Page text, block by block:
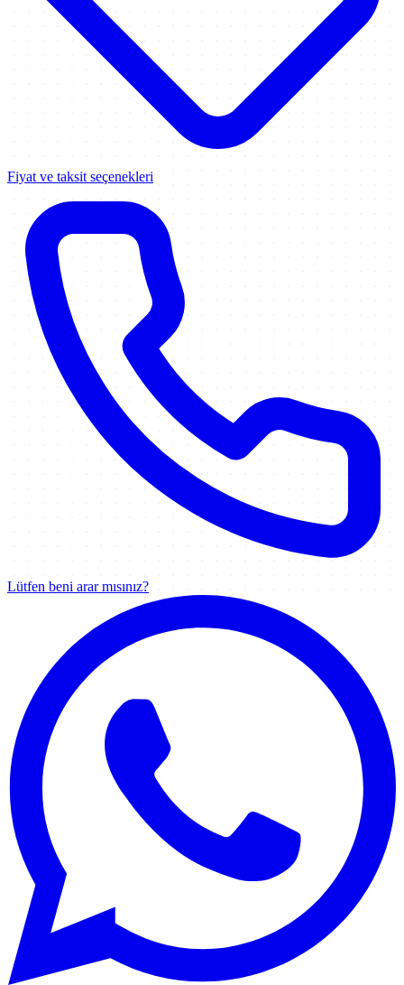
Fiyat ve taksit seçenekleri
Lütfen beni arar mısınız?